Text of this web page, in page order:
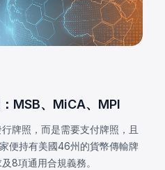
MSB、MiCA、MPI
牌照，而是需要支付牌照，且
便持有美國46州的貨幣傳輸牌
8項通用合規義務。